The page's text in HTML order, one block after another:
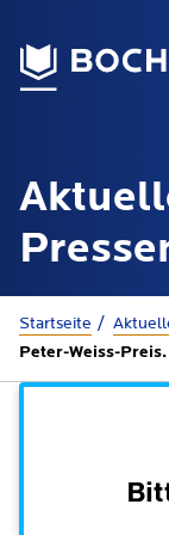
Startseite
Peter-Weiss-
Deutsch
115
Rathaus
Online-